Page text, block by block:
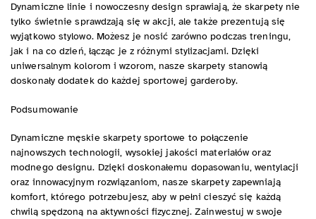
Dynamiczne linie i nowoczesny design sprawiają, że skarpety nie
tylko świetnie sprawdzają się w akcji, ale także prezentują się
wyjątkowo stylowo. Możesz je nosić zarówno podczas treningu,
jak i na co dzień, łącząc je z różnymi stylizacjami. Dzięki
uniwersalnym kolorom i wzorom, nasze skarpety stanowią
doskonały dodatek do każdej sportowej garderoby.
Podsumowanie
Dynamiczne męskie skarpety sportowe to połączenie
najnowszych technologii, wysokiej jakości materiałów oraz
modnego designu. Dzięki doskonałemu dopasowaniu, wentylacji
oraz innowacyjnym rozwiązaniom, nasze skarpety zapewniają
komfort, którego potrzebujesz, aby w pełni cieszyć się każdą
chwilą spędzoną na aktywności fizycznej. Zainwestuj w swoje